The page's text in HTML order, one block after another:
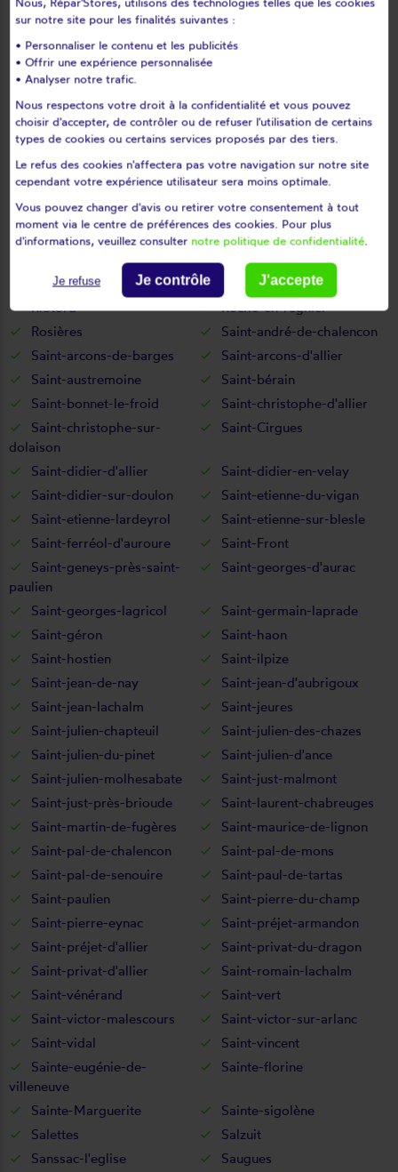
Mazet-saint-voy
Mazeyrat-d'allier
Mercoeur
Mézères
Monistrol-d'allier
Monlet
Montfaucon-en-velay
Montregard
Montusclat
Moudeyres
Ouides
Paulhaguet
Pébrac
Pinols
Polignac
Pont-salomon
Prades
Présailles
Raucoules
Rauret
Retournac
Riotord
Roche-en-régnier
Rosières
Saint-andré-de-chalencon
Saint-arcons-de-barges
Saint-arcons-d'allier
Saint-austremoine
Saint-bérain
Saint-bonnet-le-froid
Saint-christophe-d'allier
Saint-christophe-sur-
dolaison
Saint-Cirgues
Saint-didier-d'allier
Saint-didier-en-velay
Saint-didier-sur-doulon
Saint-etienne-du-vigan
Saint-etienne-lardeyrol
Saint-etienne-sur-blesle
Saint-ferréol-d'auroure
Saint-Front
Saint-geneys-près-saint-
paulien
Saint-georges-d'aurac
Saint-georges-lagricol
Saint-germain-laprade
Saint-géron
Saint-haon
Saint-hostien
Saint-ilpize
Saint-jean-de-nay
Saint-jean-d'aubrigoux
Saint-jean-lachalm
Saint-jeures
Saint-julien-chapteuil
Saint-julien-des-chazes
Saint-julien-du-pinet
Saint-julien-d'ance
Saint-julien-molhesabate
Saint-just-malmont
Saint-just-près-brioude
Saint-laurent-chabreuges
Saint-martin-de-fugères
Saint-maurice-de-lignon
Saint-pal-de-chalencon
Saint-pal-de-mons
Saint-pal-de-senouire
Saint-paul-de-tartas
Saint-paulien
Saint-pierre-du-champ
Saint-pierre-eynac
Saint-préjet-armandon
Saint-préjet-d'allier
Saint-privat-du-dragon
Saint-privat-d'allier
Saint-romain-lachalm
Saint-vénérand
Saint-vert
Saint-victor-malescours
Saint-victor-sur-arlanc
Saint-vidal
Saint-vincent
Sainte-eugénie-de-
villeneuve
Sainte-florine
Sainte-Marguerite
Sainte-sigolène
Salettes
Salzuit
Sanssac-l'eglise
Saugues
sur notre site pour les finalités suivantes :
• Personnaliser le contenu et les publicités
• Offrir une expérience personnalisée
• Analyser notre trafic.
Nous respectons votre droit à la confidentialité et vous pouvez
choisir d'accepter, de contrôler ou de refuser l'utilisation de certains
types de cookies ou certains services proposés par des tiers.
Le refus des cookies n'affectera pas votre navigation sur notre site
cependant votre expérience utilisateur sera moins optimale.
Vous pouvez changer d'avis ou retirer votre consentement à tout
moment via le centre de préférences des cookies. Pour plus
d'informations, veuillez consulter notre politique de confidentialité.
Je refuse Je contrôle J'accepte